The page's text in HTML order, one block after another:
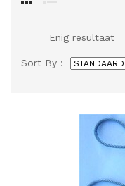
Enig resultaat
Sort By :